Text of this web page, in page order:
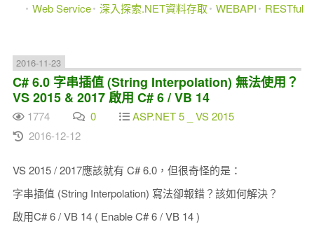
Web Service 深入探索.NET資料存取 WEBAPI RESTful
2016-11-23
C# 6.0 字串插值 (String Interpolation) 無法使用？
VS 2015 & 2017 啟用 C# 6 / VB 14
1774 0
ASP.NET 5 _ VS 2015
2016-12-12
VS 2015 / 2017應該就有 C# 6.0，但很奇怪的是：
字串插值 (String Interpolation) 寫法卻報錯？該如何解決？
啟用C# 6 / VB 14 ( Enable C# 6 / VB 14 )